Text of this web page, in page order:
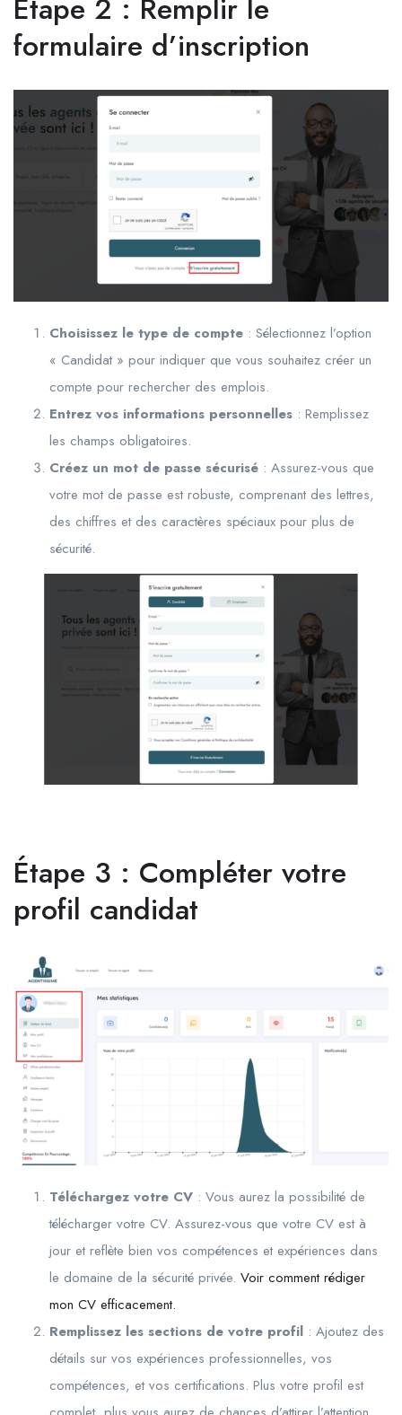
Étape 2 : Remplir le
formulaire d’inscription
Choisissez le type de compte : Sélectionnez l’option
« Candidat » pour indiquer que vous souhaitez créer un
compte pour rechercher des emplois.
Entrez vos informations personnelles : Remplissez
les champs obligatoires.
Créez un mot de passe sécurisé : Assurez-vous que
votre mot de passe est robuste, comprenant des lettres,
des chiffres et des caractères spéciaux pour plus de
sécurité.
Étape 3 : Compléter votre
profil candidat
Téléchargez votre CV : Vous aurez la possibilité de
télécharger votre CV. Assurez-vous que votre CV est à
jour et reflète bien vos compétences et expériences dans
le domaine de la sécurité privée. Voir comment rédiger
mon CV efficacement.
Remplissez les sections de votre profil : Ajoutez des
détails sur vos expériences professionnelles, vos
compétences, et vos certifications. Plus votre profil est